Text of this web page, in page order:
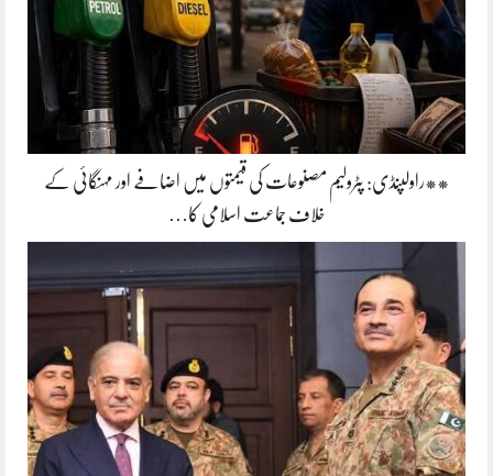
**راولپنڈی: پٹرولیم مصنوعات کی قیمتوں میں اضافے اور مہنگائی کے
خلاف جماعت اسلامی کا…